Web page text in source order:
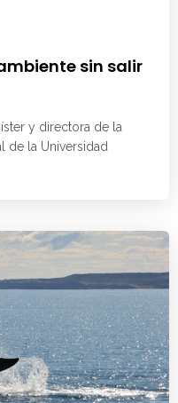
sin salir
y directora de la
de la Universidad